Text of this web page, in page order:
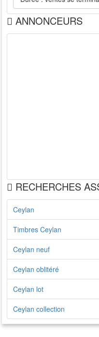
ANNONCEURS
RECHERCHES
Ceylan
Timbres Ceylan
Ceylan neuf
Ceylan oblitéré
Ceylan lot
Ceylan collection